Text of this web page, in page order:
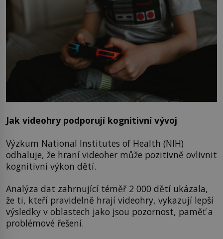
Jak videohry podporují kognitivní vývoj
Výzkum National Institutes of Health (NIH)
odhaluje, že hraní videoher může pozitivně ovlivnit
kognitivní výkon dětí.
Analýza dat zahrnující téměř 2 000 dětí ukázala,
že ti, kteří pravidelně hrají videohry, vykazují lepší
výsledky v oblastech jako jsou pozornost, paměť a
problémové řešení.